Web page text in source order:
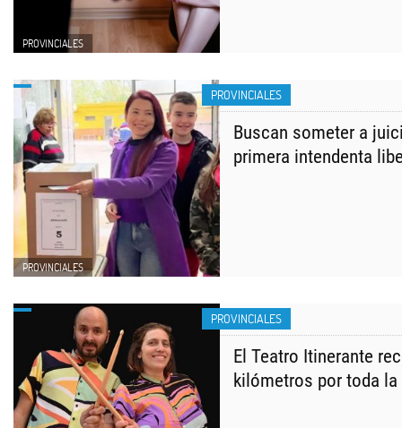
PROVINCIALES
PROVINCIALES
PROVINCIALES
Buscan someter a
primera intendenta
PROVINCIALES
El Teatro Itinerante
kilómetros por toda